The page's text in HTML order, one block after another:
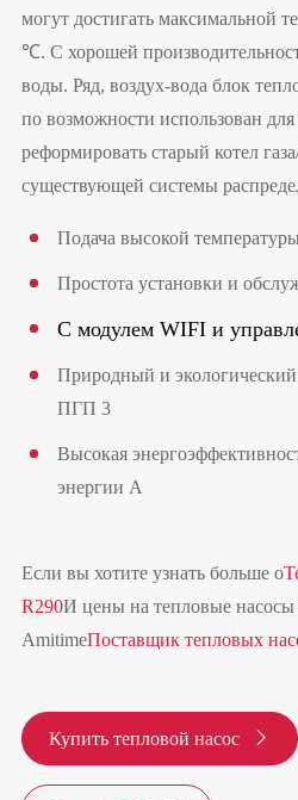
могут достигать максимальной
℃. С хорошей
воды. Ряд, воздух-вода блок
по возможности использован
реформировать старый котел
существующей системы
Подача высокой
Простота установки и
С модулем WIFI и
Природный и
ПГП 3
Высокая
энергии А
Если вы хотите узнать больше о
R290И цены на тепловые
AmitimeПоставщик тепловых
Купить тепловой насос 